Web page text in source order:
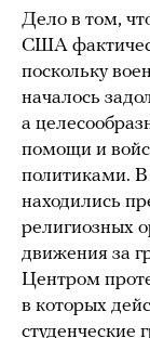
Дело в том,
США
поскольку
началось
а
помощи и
политиками.
находились
религиозных
движения за
Центром
в которых
студенческие